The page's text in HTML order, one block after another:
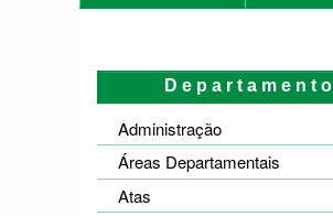
Departamento
Administração
Áreas Departamentais
Atas